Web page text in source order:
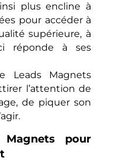
plus encline à
pour accéder à
supérieure, à
réponde à ses
Leads Magnets
l’attention de
de piquer son
pour